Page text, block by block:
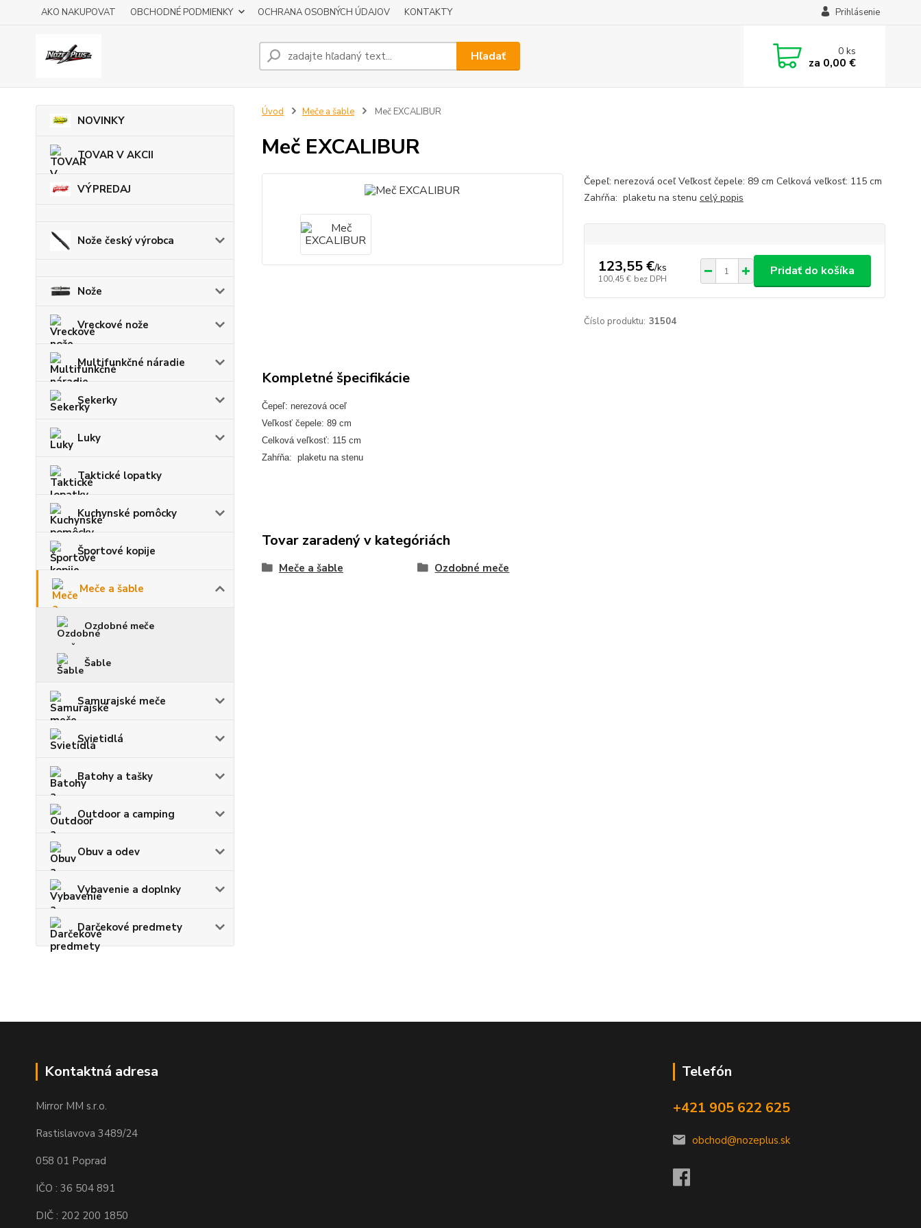
AKO NAKUPOVAT OBCHODNÉ PODMIENKY OCHRANA OSOBNÝCH ÚDAJOV KONTAKTY Prihlásenie
Hľadať 0ks
za 0,00 €
NOVINKY
TOVAR V AKCII
VÝPREDAJ
Nože český výrobca
Nože
Vreckové nože
Multifunkčné náradie
Sekerky
Luky
Taktické lopatky
Kuchynské pomôcky
Športové kopije
Meče a šable
Ozdobné meče
Šable
Samurajské meče
Svietidlá
Batohy a tašky
Outdoor a camping
Obuv a odev
Vybavenie a doplnky
Darčekové predmety
Úvod Meče a šable Meč EXCALIBUR
Meč EXCALIBUR
Čepeľ: nerezová oceľ Veľkosť čepele: 89 cm Celková veľkosť: 115 cm
Zahŕňa: plaketu na stenu celý popis
123,55 €/ks
100,45 € bez DPH
Pridať do košíka
Číslo produktu: 31504
Kompletné špecifikácie
Čepeľ: nerezová oceľ
Veľkosť čepele: 89 cm
Celková veľkosť: 115 cm
Zahŕňa: plaketu na stenu
Tovar zaradený v kategóriách
Meče a šable Ozdobné meče
Kontaktná adresa
Mirror MM s.r.o.
Rastislavova 3489/24
058 01 Poprad
IČO : 36 504 891
DIČ : 202 200 1850
Telefón
+421 905 622 625
obchod@nozeplus.sk